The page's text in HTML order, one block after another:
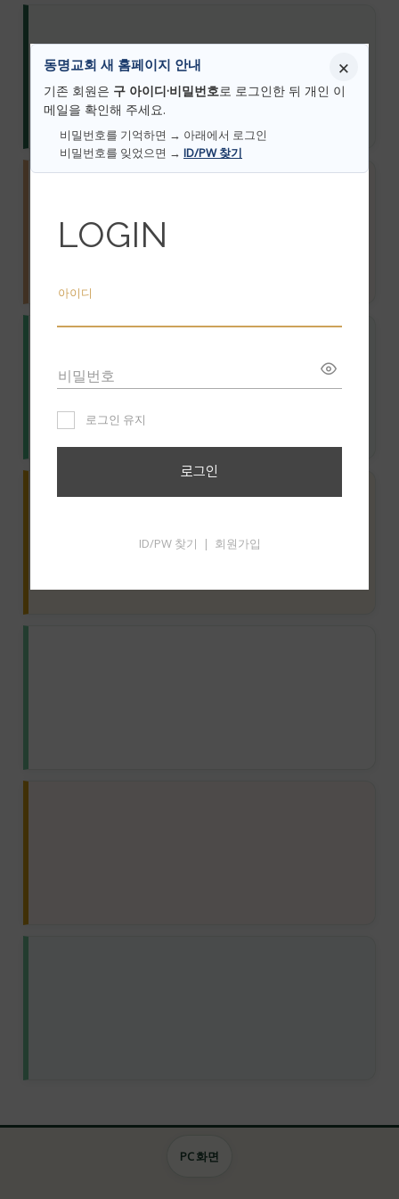
사랑의 쌀나누기
교회학교
PC 화면
×
동명교회 새 홈페이지 안내
기존 회원은 구 아이디·비밀번호로 로그인한 뒤 개인 이
메일을 확인해 주세요.
비밀번호를 기억하면 → 아래에서 로그인
비밀번호를 잊었으면 → ID/PW 찾기
LOGIN
아이디
비밀번호
로그인 유지
로그인
ID/PW 찾기 | 회원가입